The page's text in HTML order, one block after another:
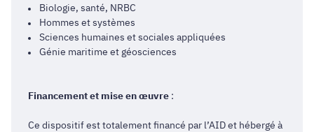
Biologie, santé, NRBC
Hommes et systèmes
Sciences humaines et sociales appliquées
Génie maritime et géosciences
Financement et mise en œuvre :
Ce dispositif est totalement financé par l’AID et hébergé à